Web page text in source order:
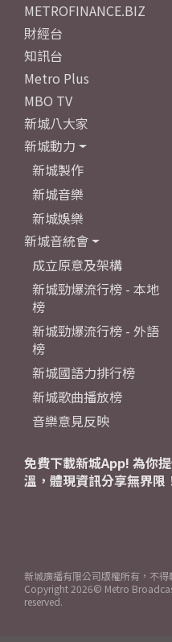
METROFINANCE.BIZ
財經台
知訊台
Metro Plus
MBO TV
新城八大家
新城動力
新城製作
新城音樂
新城娛樂
新城音統會
成立原意及架構
新城勁爆流行榜 - 本地
榜
新城勁爆流行榜 - 外語
榜
新城國語力排行榜
新城歌曲播放榜
音樂意見反映
免費下載新城App! 為你
溫，體現資訊分享無界限
新城廣播有限公司版權所有，不得
Copyright 2026© Metro
reserved.